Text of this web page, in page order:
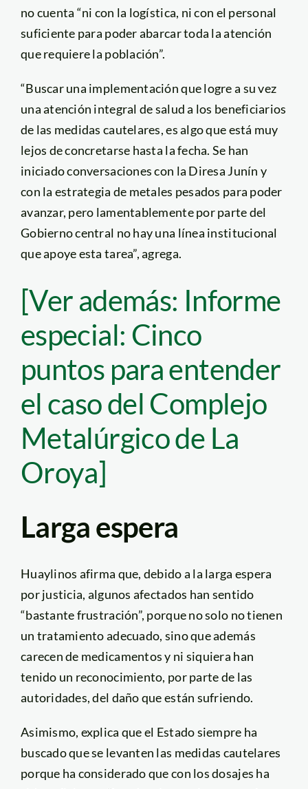
no cuenta “ni con la logística, ni con el personal
suficiente para poder abarcar toda la atención
que requiere la población”.
“Buscar una implementación que logre a su vez
una atención integral de salud a los beneficiarios
de las medidas cautelares, es algo que está muy
lejos de concretarse hasta la fecha. Se han
iniciado conversaciones con la Diresa Junín y
con la estrategia de metales pesados para poder
avanzar, pero lamentablemente por parte del
Gobierno central no hay una línea institucional
que apoye esta tarea”, agrega.
[Ver además: Informe
especial: Cinco
puntos para entender
el caso del Complejo
Metalúrgico de La
Oroya]
Larga espera
Huaylinos afirma que, debido a la larga espera
por justicia, algunos afectados han sentido
“bastante frustración”, porque no solo no tienen
un tratamiento adecuado, sino que además
carecen de medicamentos y ni siquiera han
tenido un reconocimiento, por parte de las
autoridades, del daño que están sufriendo.
Asimismo, explica que el Estado siempre ha
buscado que se levanten las medidas cautelares
porque ha considerado que con los dosajes ha